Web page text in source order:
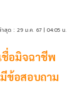
สุด : 29 ม.ค. 67 | 04:05 น.
ชื่อมิจฉาชีพ
ข้อสอบถาม